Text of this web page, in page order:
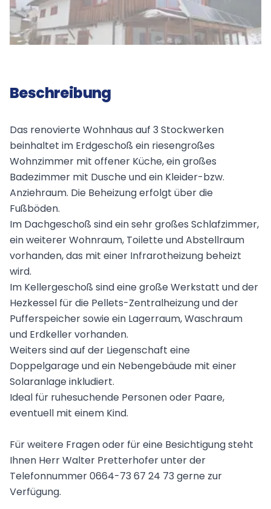
Beschreibung
Das renovierte Wohnhaus auf 3 Stockwerken
beinhaltet im Erdgeschoß ein riesengroßes
Wohnzimmer mit offener Küche, ein großes
Badezimmer mit Dusche und ein Kleider-bzw.
Anziehraum. Die Beheizung erfolgt über die
Fußböden.
Im Dachgeschoß sind ein sehr großes Schlafzimmer,
ein weiterer Wohnraum, Toilette und Abstellraum
vorhanden, das mit einer Infrarotheizung beheizt
wird.
Im Kellergeschoß sind eine große Werkstatt und der
Hezkessel für die Pellets-Zentralheizung und der
Pufferspeicher sowie ein Lagerraum, Waschraum
und Erdkeller vorhanden.
Weiters sind auf der Liegenschaft eine
Doppelgarage und ein Nebengebäude mit einer
Solaranlage inkludiert.
Ideal für ruhesuchende Personen oder Paare,
eventuell mit einem Kind.
Für weitere Fragen oder für eine Besichtigung steht
Ihnen Herr Walter Pretterhofer unter der
Telefonnummer 0664-73 67 24 73 gerne zur
Verfügung.